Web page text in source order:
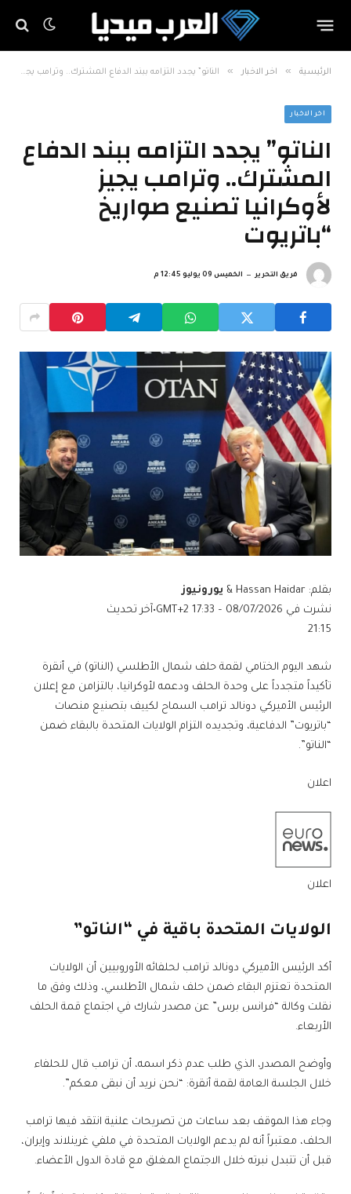
الرئيسية » اخر الاخبار » الناتو” يجدد التزامه ببند الدفاع المشترك.. وترامب يجيز لأوكرانيا تصنيع صواريخ “باتريوت
اخر الاخبار
الناتو” يجدد التزامه ببند الدفاع
المشترك.. وترامب يجيز
لأوكرانيا تصنيع صواريخ
“باتريوت
فريق التحرير الخميس 09 يوليو 12:45 م
بقلم: Hassan Haidar &
يورونيوز
نشرت في 08/07/2026 – 17:33 GMT+2
•آخر تحديث
21:15
شهد اليوم الختامي لقمة حلف شمال الأطلسي (الناتو) في أنقرة
تأكيداً متجدداً على وحدة الحلف ودعمه لأوكرانيا، بالتزامن مع إعلان
الرئيس الأميركي دونالد ترامب السماح لكييف بتصنيع منصات
“باتريوت” الدفاعية، وتجديده التزام الولايات المتحدة بالبقاء ضمن
“الناتو”.
اعلان
اعلان
الولايات المتحدة باقية في “الناتو”
أكد الرئيس الأميركي دونالد ترامب لحلفائه الأوروبيين أن الولايات
المتحدة تعتزم البقاء ضمن حلف شمال الأطلسي، وذلك وفق ما
نقلت وكالة “فرانس برس” عن مصدر شارك في اجتماع قمة الحلف
الأربعاء.
وأوضح المصدر، الذي طلب عدم ذكر اسمه، أن ترامب قال للحلفاء
خلال الجلسة العامة لقمة أنقرة: “نحن نريد أن نبقى معكم”.
وجاء هذا الموقف بعد ساعات من تصريحات علنية انتقد فيها ترامب
الحلف، معتبراً أنه لم يدعم الولايات المتحدة في ملفي غرينلاند وإيران،
قبل أن تتبدل نبرته خلال الاجتماع المغلق مع قادة الدول الأعضاء.